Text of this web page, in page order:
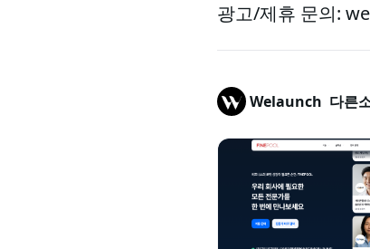
광고/제휴 문의:
Welaunch 다른